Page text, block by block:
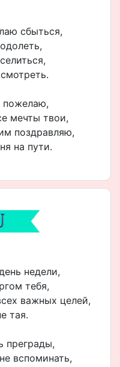
сбыться,
пожелаю,
мечты твои,
поздравляю,
на пути.
недели,
тебя,
важных целей,
тая.
преграды,
вспоминать,